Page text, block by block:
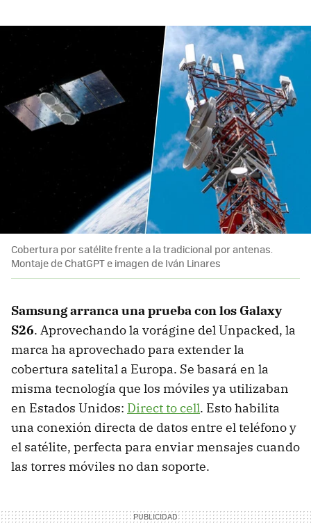
Cobertura por satélite frente a la tradicional por antenas.
Montaje de ChatGPT e imagen de Iván Linares
Samsung arranca una prueba con los Galaxy
S26. Aprovechando la vorágine del Unpacked, la
marca ha aprovechado para extender la
cobertura satelital a Europa. Se basará en la
misma tecnología que los móviles ya utilizaban
en Estados Unidos: Direct to cell. Esto habilita
una conexión directa de datos entre el teléfono y
el satélite, perfecta para enviar mensajes cuando
las torres móviles no dan soporte.